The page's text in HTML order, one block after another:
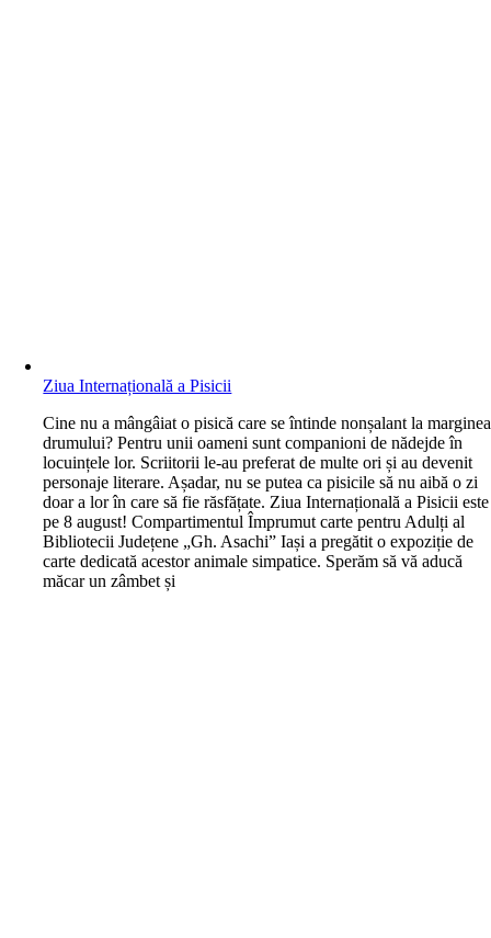
Ziua Internațională a Pisicii
Cine nu a mângâiat o pisică care se întinde nonșalant la marginea
drumului? Pentru unii oameni sunt companioni de nădejde în
locuințele lor. Scriitorii le-au preferat de multe ori și au devenit
personaje literare. Așadar, nu se putea ca pisicile să nu aibă o zi
doar a lor în care să fie răsfățate. Ziua Internațională a Pisicii este
pe 8 august! Compartimentul Împrumut carte pentru Adulți al
Bibliotecii Județene „Gh. Asachi” Iași a pregătit o expoziție de
carte dedicată acestor animale simpatice. Sperăm să vă aducă
măcar un zâmbet și